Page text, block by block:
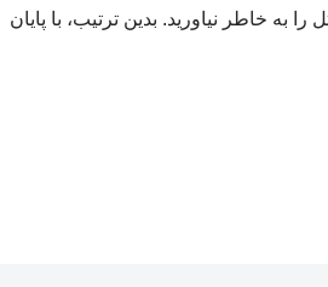
به خاطر نیاورید. بدین ترتیب، با پایان